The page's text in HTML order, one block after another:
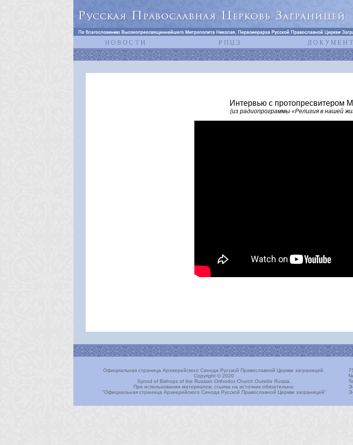
Интервью с протопресвитером
(из радиопрограммы «Религия в нашей
Официальная страница Архиерейского Синода Русской Православной Церкви заграницей.
Copyright © 2020
Synod of Bishops of the Russian Orthodox Church Outside Russia.
При использовании материалов, ссылка на источник обязательна:
"Официальная страница Архиерейского Синода Русской Православной Церкви заграницей"